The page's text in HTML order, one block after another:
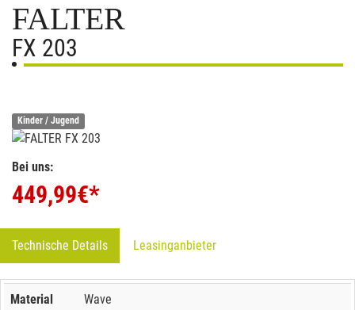
FALTER
FX 203
Kinder / Jugend
Bei uns:
449,99€*
Technische Details Leasinganbieter
Material Wave